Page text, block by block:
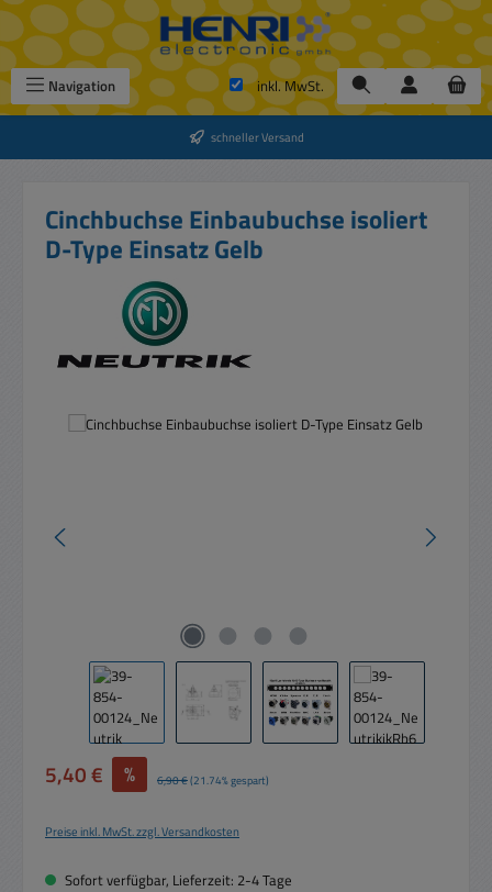
Zum Hauptinhalt springen
Navigation inkl. MwSt.
schneller Versand
Cinchbuchse Einbaubuchse isoliert
D-Type Einsatz Gelb
Bildergalerie überspringen
Verkaufspreis:
5,40 € % Regulärer Preis:
6,90 €(21.74% gespart)
Preise inkl. MwSt. zzgl. Versandkosten
Sofort verfügbar, Lieferzeit: 2-4 Tage